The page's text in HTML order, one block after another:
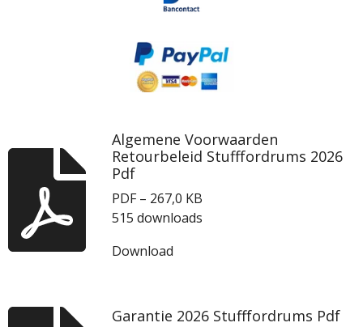
Algemene Voorwaarden
Retourbeleid Stufffordrums 2026
Pdf
PDF – 267,0 KB
515 downloads
Download
Garantie 2026 Stufffordrums Pdf